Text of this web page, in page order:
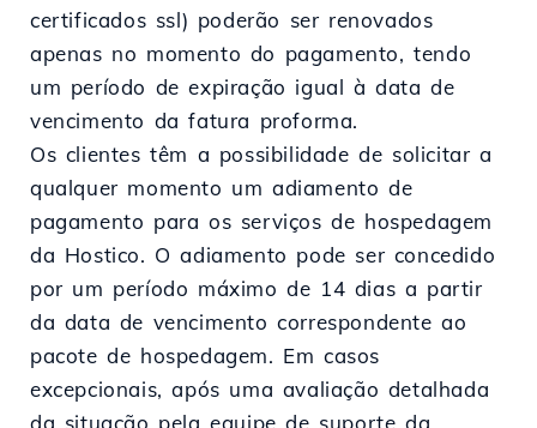
certificados ssl) poderão ser renovados
apenas no momento do pagamento, tendo
um período de expiração igual à data de
vencimento da fatura proforma.
Os clientes têm a possibilidade de solicitar a
qualquer momento um adiamento de
pagamento para os serviços de hospedagem
da Hostico. O adiamento pode ser concedido
por um período máximo de 14 dias a partir
da data de vencimento correspondente ao
pacote de hospedagem. Em casos
excepcionais, após uma avaliação detalhada
da situação pela equipe de suporte da